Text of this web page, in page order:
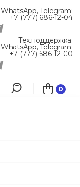
0
WhatsApp, Telegram:
+7 (777) 686-12-04
Тех.поддержка:
WhatsApp, Telegram:
+7 (777) 686-12-00